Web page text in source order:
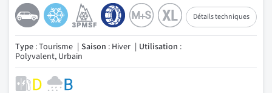
Détails techniques
Type : Tourisme Saison : Hiver Utilisation :
Polyvalent, Urbain